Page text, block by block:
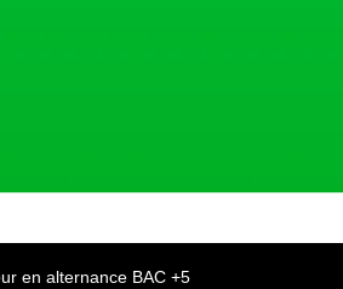
en alternance BAC +5